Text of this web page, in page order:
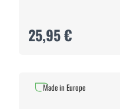
25,95 €
Made in Europe